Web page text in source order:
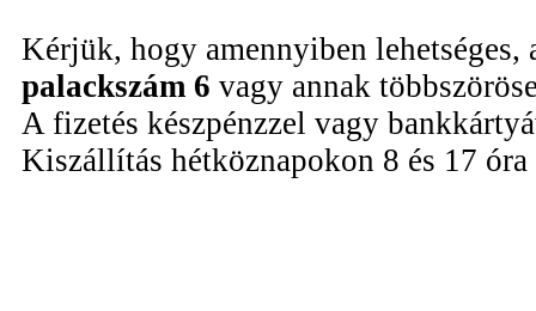
Kérjük, hogy amennyiben lehetséges,
palackszám 6 vagy annak
A fizetés készpénzzel vagy
Kiszállítás hétköznapokon 8 és 17